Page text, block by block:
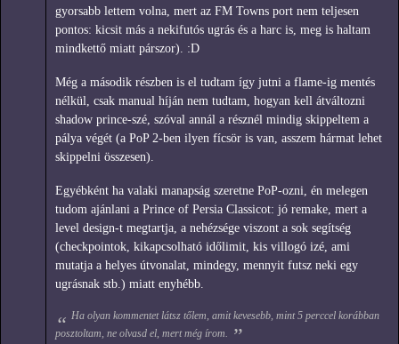
gyorsabb lettem volna, mert az FM Towns port nem teljesen
pontos: kicsit más a nekifutós ugrás és a harc is, meg is haltam
mindkettő miatt párszor). :D
Még a második részben is el tudtam így jutni a flame-ig mentés
nélkül, csak manual híján nem tudtam, hogyan kell átváltozni
shadow prince-szé, szóval annál a résznél mindig skippeltem a
pálya végét (a PoP 2-ben ilyen fícsör is van, asszem hármat lehet
skippelni összesen).
Egyébként ha valaki manapság szeretne PoP-ozni, én melegen
tudom ajánlani a Prince of Persia Classicot: jó remake, mert a
level design-t megtartja, a nehézsége viszont a sok segítség
(checkpointok, kikapcsolható időlimit, kis villogó izé, ami
mutatja a helyes útvonalat, mindegy, mennyit futsz neki egy
ugrásnak stb.) miatt enyhébb.
Ha olyan kommentet látsz tőlem, amit kevesebb, mint 5 perccel korábban
posztoltam, ne olvasd el, mert még írom.